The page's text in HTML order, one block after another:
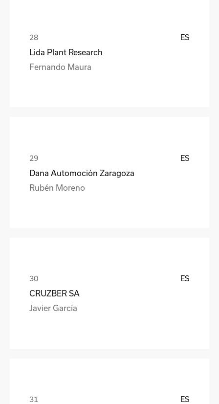
ES
Lida Plant Research
Fernando Maura
ES
Dana Automoción Zaragoza
Rubén Moreno
ES
CRUZBER SA
Javier García
ES